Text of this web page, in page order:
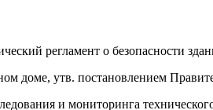
регламент о безопасности
доме, утв. постановлением
и мониторинга